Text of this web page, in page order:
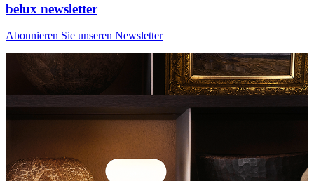
belux newsletter
Abonnieren Sie unseren Newsletter